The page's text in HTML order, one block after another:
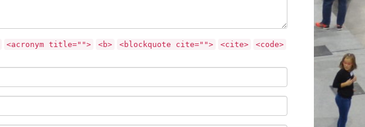
<acronym title=""> <b> <blockquote cite=""> <cite>
<code>